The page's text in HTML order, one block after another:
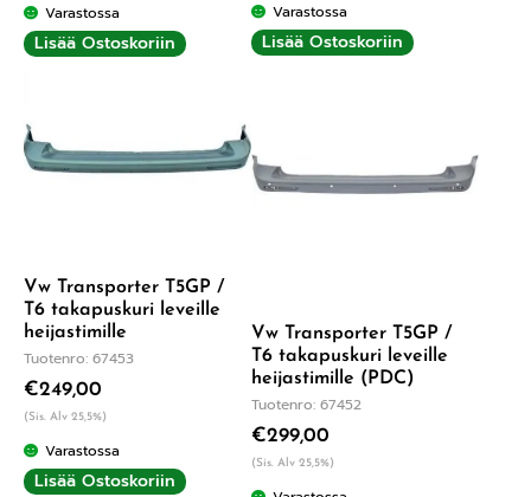
Varastossa
Lisää Ostoskoriin
Varastossa
Lisää Ostoskoriin
Vw Transporter T5GP /
T6 takapuskuri leveille
heijastimille
Tuotenro: 67453
€249,00
(Sis. Alv 25,5%)
Varastossa
Lisää Ostoskoriin
Vw Transporter T5GP /
T6 takapuskuri leveille
heijastimille (PDC)
Tuotenro: 67452
€299,00
(Sis. Alv 25,5%)